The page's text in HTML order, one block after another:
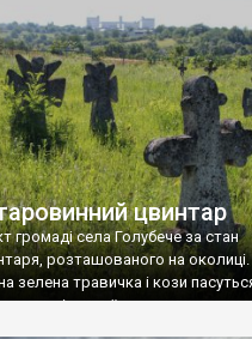
цвинтар
громаді села Голубече за стан
розташованого на околиці.
зелена травичка і кози
шкідливої, для старих